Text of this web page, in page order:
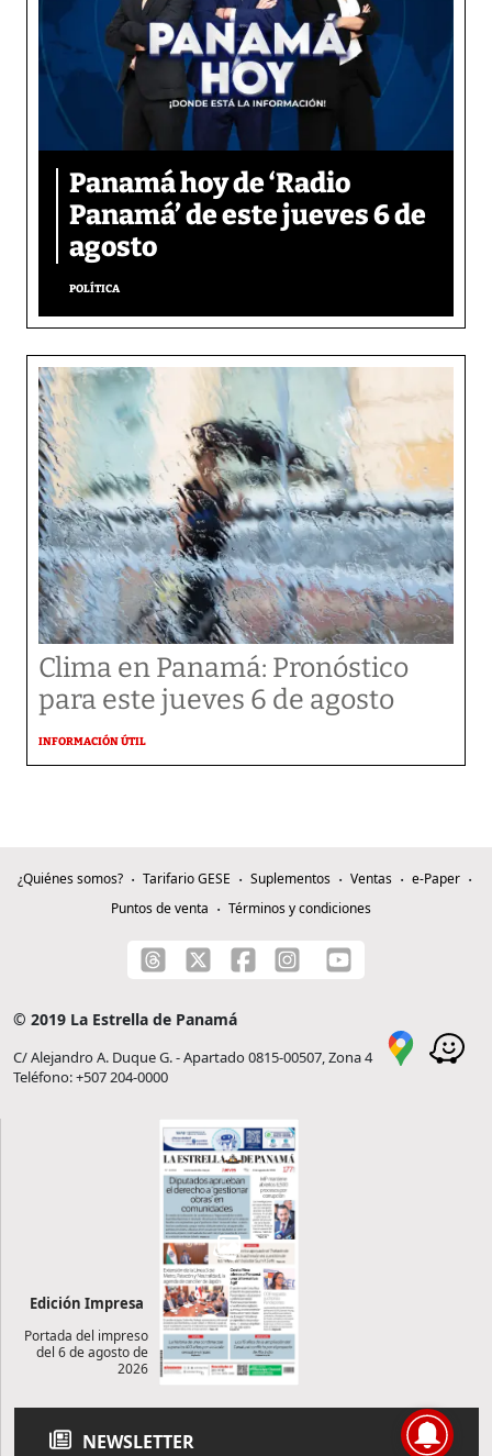
Panamá hoy de ‘Radio
Panamá’ de este jueves 6 de
agosto
POLÍTICA
Clima en Panamá: Pronóstico
para este jueves 6 de agosto
INFORMACIÓN ÚTIL
¿Quiénes somos? Tarifario GESE Suplementos Ventas
e-Paper
Puntos de venta
Términos y condiciones
© 2019 La Estrella de Panamá
C/ Alejandro A. Duque G. - Apartado 0815-00507, Zona 4
Teléfono: +507 204-0000
Edición Impresa
Portada del impreso
del 6 de agosto de
2026
NEWSLETTER